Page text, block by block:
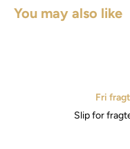
You may also like
for over 599 kr.